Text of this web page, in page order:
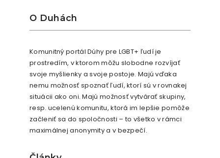
O Duhách
Komunitný portál Dúhy pre LGBT+ ľudí je
prostredím, v ktorom môžu slobodne rozvíjať
svoje myšlienky a svoje postoje. Majú vďaka
nemu možnosť spoznať ľudí, ktorí sú v rovnakej
situácii ako oni. Majú možnosť vytvárať skupiny,
resp. ucelenú komunitu, ktorá im lepšie pomôže
začleniť sa do spoločnosti – to všetko v rámci
maximálnej anonymity a v bezpečí.